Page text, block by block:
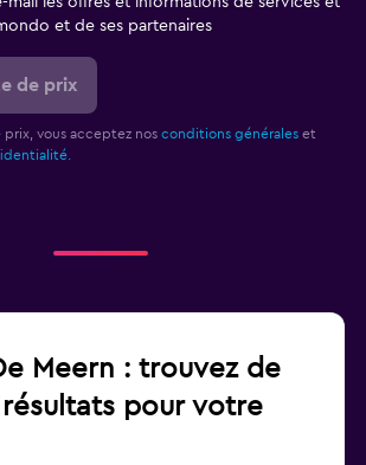
et de ses partenaires
de prix
vous acceptez nos conditions générales et
Meern : trouvez de
pour votre